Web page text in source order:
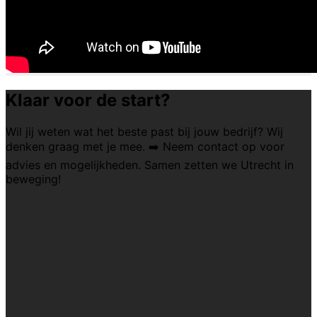
Klaar voor de start?
Wil jij weten wat het beste past bij jouw bedrijf? Wij
denken graag met je mee. ➡️ Neem contact op voor
advies en mogelijkheden. Samen zetten we Utrecht in
beweging!